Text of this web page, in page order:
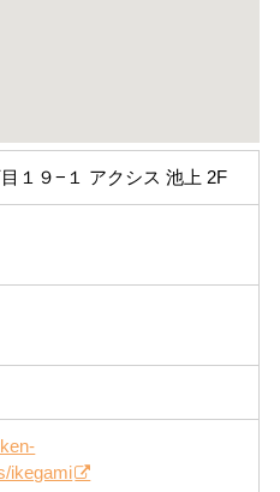
１９−１ アクシス 池上 2F
ikegami